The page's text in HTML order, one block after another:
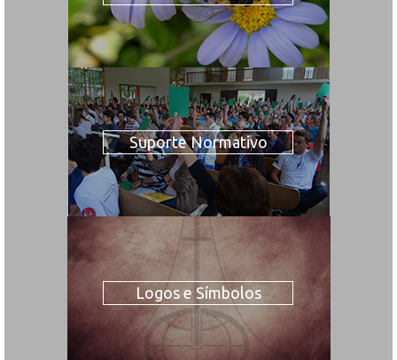
Suporte Normativo
Logos e Símbolos